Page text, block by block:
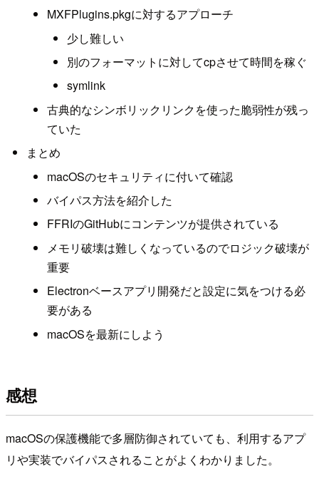
MXFPlugins.pkgに対するアプローチ
少し難しい
別のフォーマットに対してcpさせて時間を稼ぐ
symlink
古典的なシンボリックリンクを使った脆弱性が残っ
ていた
まとめ
macOSのセキュリティに付いて確認
バイパス方法を紹介した
FFRIのGitHubにコンテンツが提供されている
メモリ破壊は難しくなっているのでロジック破壊が
重要
Electronベースアプリ開発だと設定に気をつける必
要がある
macOSを最新にしよう
感想
macOSの保護機能で多層防御されていても、利用するアプ
リや実装でバイパスされることがよくわかりました。